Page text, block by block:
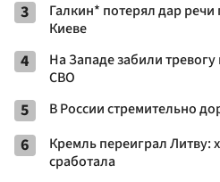
3
Галкин* потерял дар речи
Киеве
4
На Западе забили
СВО
5 В России стремительно
6
Кремль переиграл Литву:
сработала